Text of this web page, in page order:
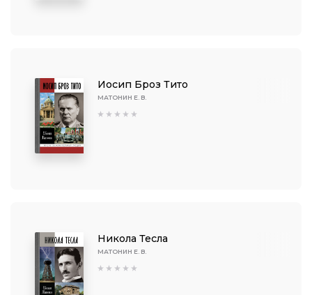
Иосип Броз Тито
МАТОНИН Е. В.
Никола Тесла
МАТОНИН Е. В.